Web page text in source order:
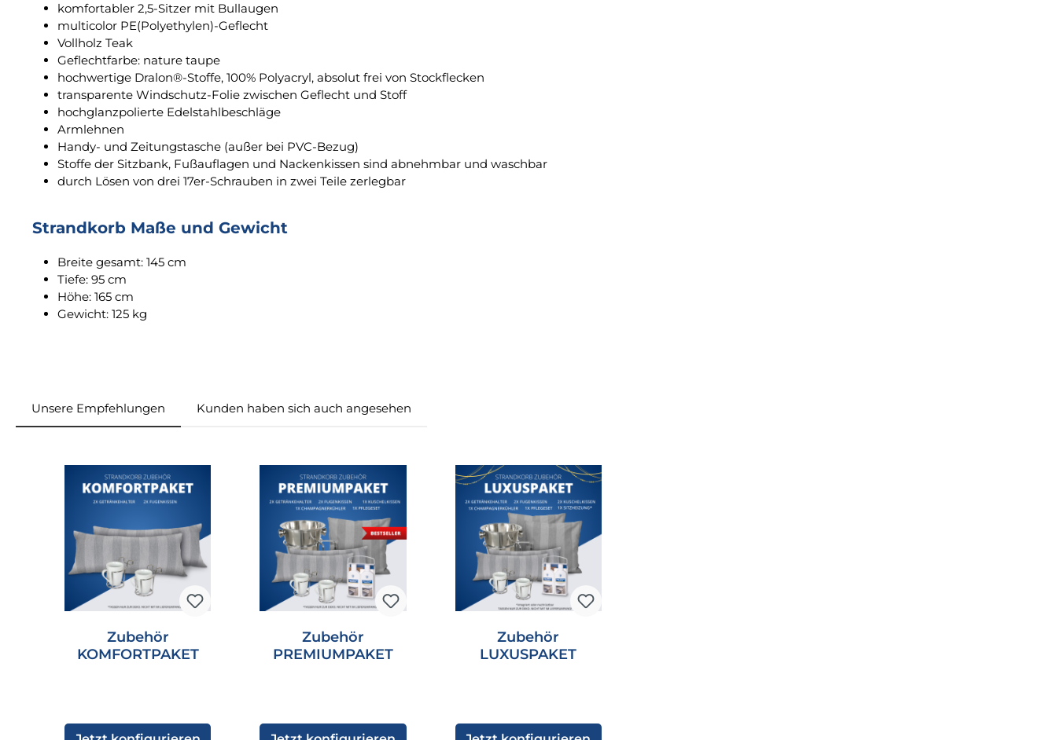
komfortabler 2,5-Sitzer mit Bullaugen
multicolor PE(Polyethylen)-Geflecht
Vollholz Teak
Geflechtfarbe: nature taupe
hochwertige Dralon®-Stoffe, 100% Polyacryl, absolut frei von Stockflecken
transparente Windschutz-Folie zwischen Geflecht und Stoff
hochglanzpolierte Edelstahlbeschläge
Armlehnen
Handy- und Zeitungstasche (außer bei PVC-Bezug)
Stoffe der Sitzbank, Fußauflagen und Nackenkissen sind abnehmbar und waschbar
durch Lösen von drei 17er-Schrauben in zwei Teile zerlegbar
Strandkorb Maße und Gewicht
Breite gesamt: 145 cm
Tiefe: 95 cm
Höhe: 165 cm
Gewicht: 125 kg
Unsere Empfehlungen Kunden haben sich auch angesehen
Zubehör
KOMFORTPAKET
Zubehör
PREMIUMPAKET
Zubehör
LUXUSPAKET